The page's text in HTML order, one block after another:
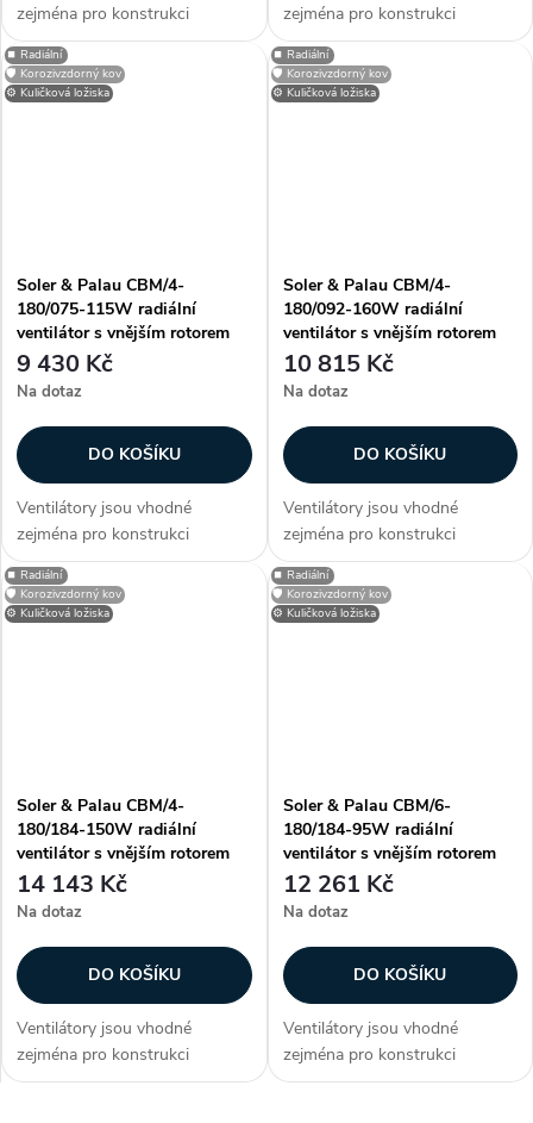
zejména pro konstrukci
klimatizačních a větracích
jednotek, případně dalších
vzduchotechnických aplikací.
zejména pro konstrukci
klimatizačních a větracích
jednotek, případně dalších
vzduchotechnických aplikací.
⚙️ Kuličková ložiska
⏹️ Radiální
🛡️ Korozivzdorný kov
Soler & Palau CBM/4-
180/075-115W radiální
ventilátor s vnějším rotorem
9 430 Kč
Na dotaz
DO KOŠÍKU
Ventilátory jsou vhodné
zejména pro konstrukci
klimatizačních a větracích
jednotek, případně dalších
vzduchotechnických aplikací.
⚙️ Kuličková ložiska
⏹️ Radiální
🛡️ Korozivzdorný kov
Soler & Palau CBM/4-
180/092-160W radiální
ventilátor s vnějším rotorem
10 815 Kč
Na dotaz
DO KOŠÍKU
Ventilátory jsou vhodné
zejména pro konstrukci
klimatizačních a větracích
jednotek, případně dalších
vzduchotechnických aplikací.
⚙️ Kuličková ložiska
⏹️ Radiální
🛡️ Korozivzdorný kov
Soler & Palau CBM/4-
180/184-150W radiální
ventilátor s vnějším rotorem
14 143 Kč
Na dotaz
DO KOŠÍKU
Ventilátory jsou vhodné
zejména pro konstrukci
klimatizačních a větracích
⚙️ Kuličková ložiska
⏹️ Radiální
🛡️ Korozivzdorný kov
Soler & Palau CBM/6-
180/184-95W radiální
ventilátor s vnějším rotorem
12 261 Kč
Na dotaz
DO KOŠÍKU
Ventilátory jsou vhodné
zejména pro konstrukci
klimatizačních a větracích